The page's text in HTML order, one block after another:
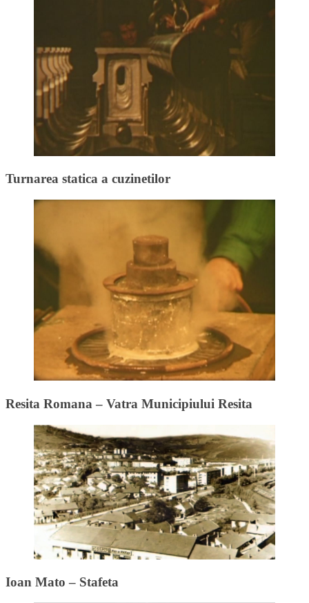
Turnarea statica a cuzinetilor
Resita Romana – Vatra Municipiului Resita
Ioan Mato – Stafeta